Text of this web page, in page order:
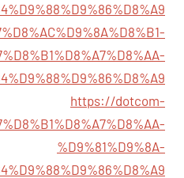
https://dotcom-
%D9%81%D9%8A-